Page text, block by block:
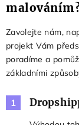
Zavolejte nám,
projekt Vám
poradíme a
základními
1